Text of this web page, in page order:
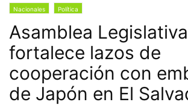
Nacionales Política
Asamblea Legislativa
fortalece lazos de
cooperación con
de Japón en El